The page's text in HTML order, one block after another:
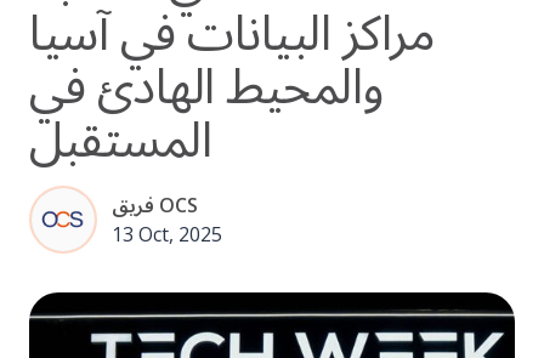
مراكز البيانات في آسيا
والمحيط الهادئ في
المستقبل
فريق OCS
13 Oct, 2025